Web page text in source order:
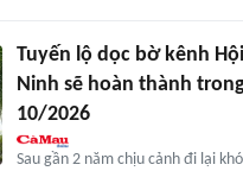
Tuyến lộ dọc bờ kênh
Ninh sẽ hoàn thành
10/2026
Sau gần 2 năm chịu cảnh đi lại